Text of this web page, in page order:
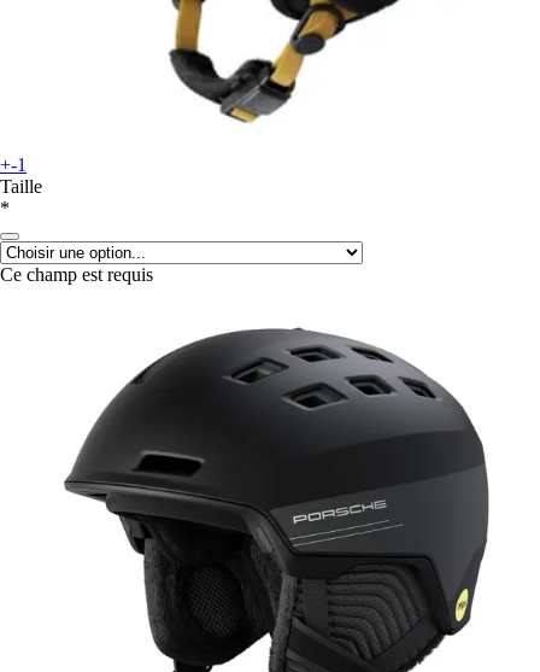
+-1
Taille
*
Ce champ est requis